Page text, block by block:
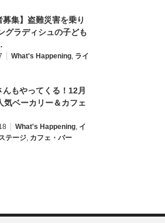
募集】盗難災害を乗り
グラディシュの子ども
What's Happening, ライ
んもやってくる！12月
気ベーカリー＆カフェ
What's Happening, イ
テージ, カフェ・バー